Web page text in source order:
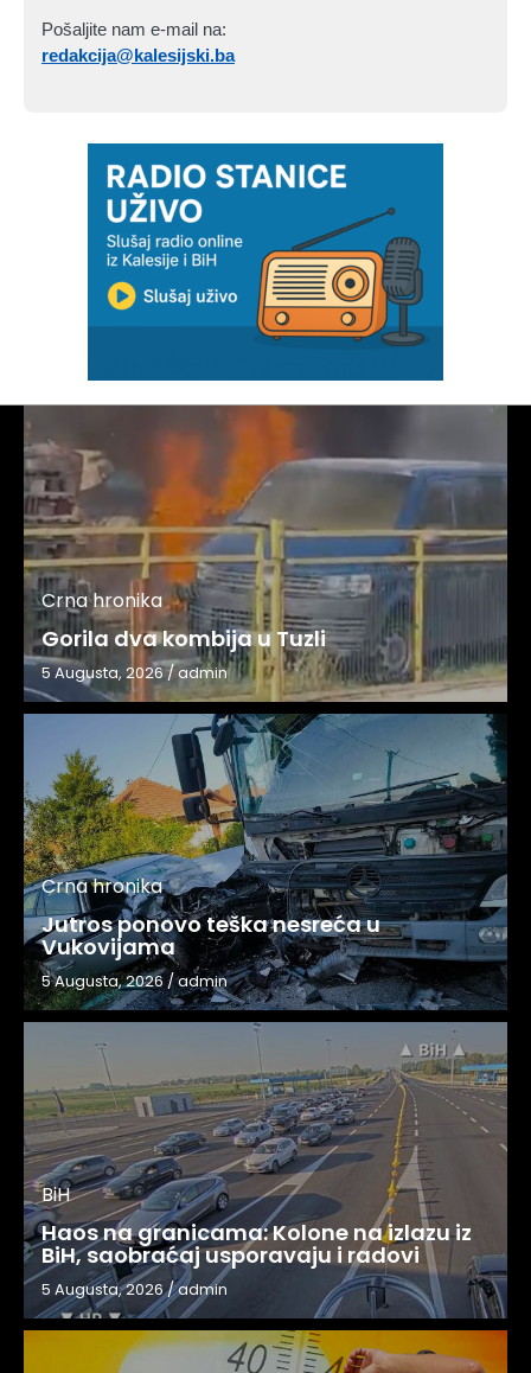
Pošaljite nam e-mail na:
redakcija@kalesijski.ba
Crna hronika
Gorila dva kombija u Tuzli
5 Augusta, 2026/admin
Crna hronika
Jutros ponovo teška nesreća u
Vukovijama
5 Augusta, 2026/admin
BiH
Haos na granicama: Kolone na izlazu iz
BiH, saobraćaj usporavaju i radovi
5 Augusta, 2026/admin